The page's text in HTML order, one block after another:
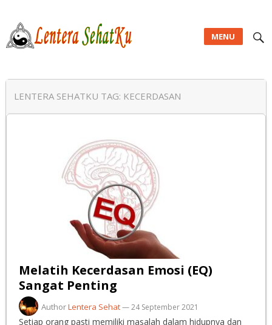
MENU
LENTERA SEHATKU TAG: KECERDASAN
Melatih Kecerdasan Emosi (EQ)
Sangat Penting
AuthorLentera Sehat—24 September 2021
Setiap orang pasti memiliki masalah dalam hidupnya dan